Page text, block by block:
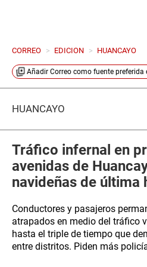
CORREO > EDICION > HUANCAYO
Añadir Correo como fuente preferida
HUANCAYO
Tráfico infernal en
avenidas de
navideñas de última
Conductores y pasajeros
atrapados en medio del tráfico
hasta el triple de tiempo que
entre distritos. Piden más